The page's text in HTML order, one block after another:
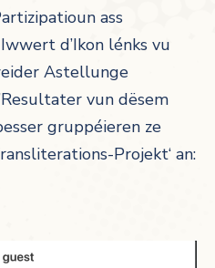
ass
d’Ikon lénks vu
Astellunge
vun dësem
gruppéieren ze
Projekt‘ an: